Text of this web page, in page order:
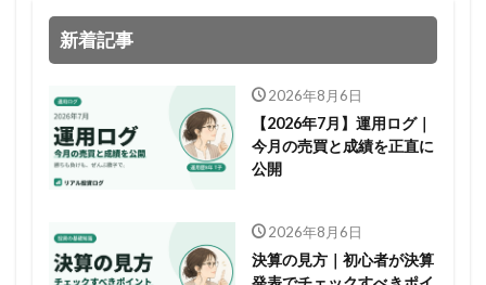
新着記事
2026年8月6日
【2026年7月】運用ログ｜
今月の売買と成績を正直に
公開
2026年8月6日
決算の見方｜初心者が決算